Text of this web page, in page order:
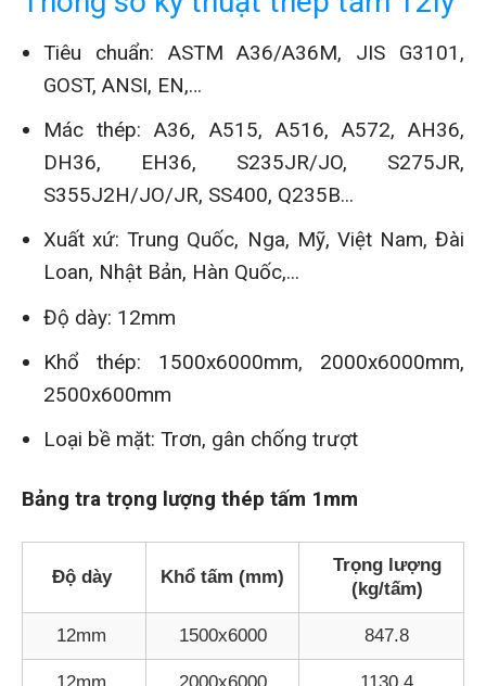
Tiêu chuẩn: ASTM A36/A36M, JIS G3101,
GOST, ANSI, EN,…
Mác thép: A36, A515, A516, A572, AH36,
DH36, EH36, S235JR/JO, S275JR,
S355J2H/JO/JR, SS400, Q235B...
Xuất xứ: Trung Quốc, Nga, Mỹ, Việt Nam, Đài
Loan, Nhật Bản, Hàn Quốc,...
Độ dày: 12mm
Khổ thép: 1500x6000mm, 2000x6000mm,
2500x600mm
Loại bề mặt: Trơn, gân chống trượt
Bảng tra trọng lượng thép tấm 1mm
Độ dày Khổ tấm (mm)
Trọng lượng
(kg/tấm)
12mm 1500x6000 847.8